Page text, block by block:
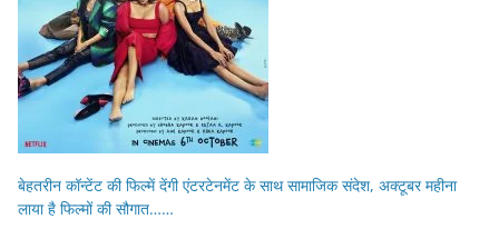
बेहतरीन कॉन्टेंट की फिल्में देंगी एंटरटेनमेंट के साथ सामाजिक संदेश, अक्टूबर महीना
लाया है फिल्मों की सौगात……